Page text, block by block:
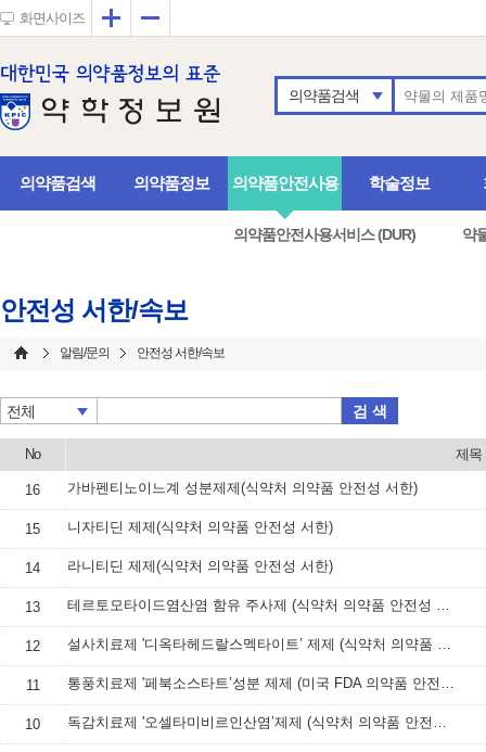
화면사이즈 확대
의약품검색
의약품검색 의약품정보 의약품안전사용
의약품안전사용서비스 (DUR) 약
학술정보
안전성 서한/속보
알림/문의 안전성 서한/속보
전체 검 색
No 제목
16 가바펜티노이느계 성분제제(식약처 의약품 안전성 서한)
15 니자티딘 제제(식약처 의약품 안전성 서한)
14 라니티딘 제제(식약처 의약품 안전성 서한)
13 테르토모타이드염산염 함유 주사제 (식약처 의약품 안전성 서한)
12 설사치료제 '디옥타헤드랄스멕타이트’ 제제 (식약처 의약품 안전성 서한)
11 통풍치료제 '페북소스타트’성분 제제 (미국 FDA 의약품 안전성 서한)
10 독감치료제 '오셀타미비르인산염’제제 (식약처 의약품 안전성 서한)